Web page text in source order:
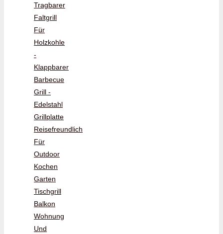
Tragbarer
Faltgrill
Für
Holzkohle
-
Klappbarer
Barbecue
Grill -
Edelstahl
Grillplatte
Reisefreundlich
Für
Outdoor
Kochen
Garten
Tischgrill
Balkon
Wohnung
Und